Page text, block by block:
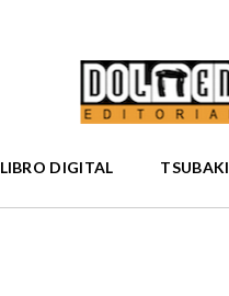
LIBRO DIGITAL TSUBAKI